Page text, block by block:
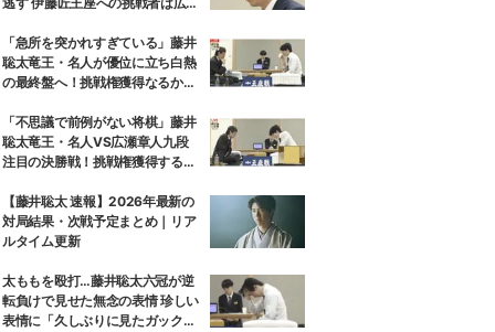
「急所を突かれすぎている」藤井
聡太竜王・名人が優位に立ち白熱
の最終盤へ！挑戦権獲得なるか、
座戦
「不思議で前例がない将棋」藤井
聡太竜王・名人VS広瀬章人九段
注目の決勝戦！挑戦権獲得するの
【藤井聡太 速報】2026年最新の
対局結果・次戦予定まとめ｜リア
ルタイム更新
太ももを殴打…藤井聡太六冠が逆
転負けで見せた無念の表情 珍しい
表情に「久しぶりに見たガック